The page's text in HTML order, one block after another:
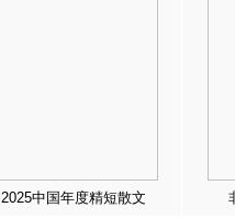
2025中国年度精短散文